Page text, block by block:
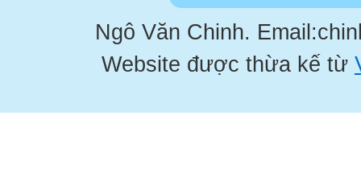
Ngô Văn Chinh.
Website được thừa kế từ